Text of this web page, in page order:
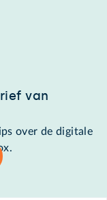
van
over de digitale